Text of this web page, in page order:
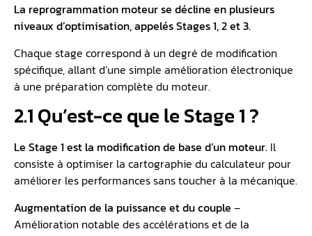
La reprogrammation moteur se décline en plusieurs
niveaux d’optimisation, appelés Stages 1, 2 et 3.
Chaque stage correspond à un degré de modification
spécifique, allant d’une simple amélioration électronique
à une préparation complète du moteur.
2.1 Qu’est-ce que le Stage 1 ?
Le Stage 1 est la modification de base d’un moteur. Il
consiste à optimiser la cartographie du calculateur pour
améliorer les performances sans toucher à la mécanique.
Augmentation de la puissance et du couple –
Amélioration notable des accélérations et de la